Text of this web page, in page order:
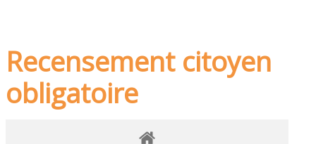
Recensement citoyen
obligatoire